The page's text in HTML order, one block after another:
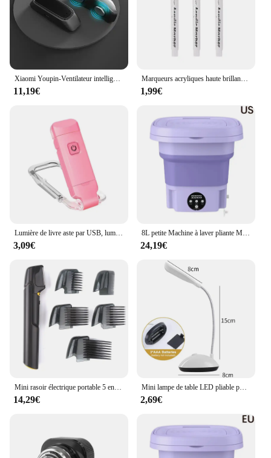
11,19€
Marqueurs acryliques haute brillance, stylos graffiti, encre étanche, pratique, portable, or, argent, blanc, peinture, ensemble de 3 pièces
1,99€
3,09€
8L petite Machine à laver pliante Machine à laver Portable Modes automatiques vêtements de blanchisserie seau à linge Machine à laver
24,19€
14,29€
Mini lampe de table LED pliable portable, batterie 62, protection des yeux, éclairage domestique, chambre, chevet, étude, lecture
2,69€